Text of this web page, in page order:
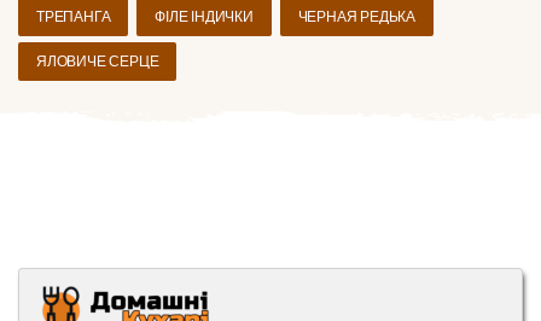
ТРЕПАНГА ФІЛЕ ІНДИЧКИ ЧЕРНАЯ РЕДЬКА
ЯЛОВИЧЕ СЕРЦЕ